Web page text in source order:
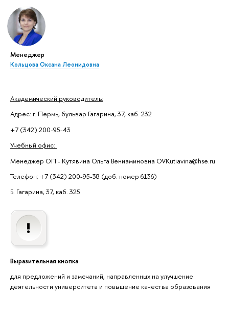
Менеджер
Кольцова Оксана Леонидовна
Академический руководитель:
Адрес: г. Пермь, бульвар Гагарина, 37, каб. 232
+7 (342) 200-95-43
Учебный офис:
Менеджер ОП - Кутявина Ольга Вениаминовна OVKutiavina@hse.ru
Телефон: +7 (342) 200-95-38 (доб. номер 6136)
Б. Гагарина, 37, каб. 325
Выразительная кнопка
для предложений и замечаний, направленных на улучшение
деятельности университета и повышение качества образования